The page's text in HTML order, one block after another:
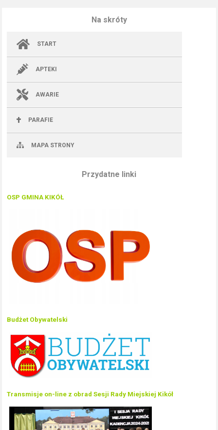
Na skróty
START
APTEKI
AWARIE
PARAFIE
MAPA STRONY
Przydatne linki
OSP GMINA KIKÓŁ
Budżet Obywatelski
Transmisje on-line z obrad Sesji Rady Miejskiej Kikół